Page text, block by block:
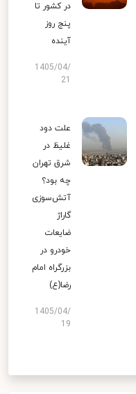
در کشور تا
پنج روز
آینده
1405/04/
علت دود
غلیظ در
شرق تهران
چه بود؟
آتش‌سوزی
گاراژ
ضایعات
خودرو در
بزرگراه امام
رضا(ع)
1405/04/
19